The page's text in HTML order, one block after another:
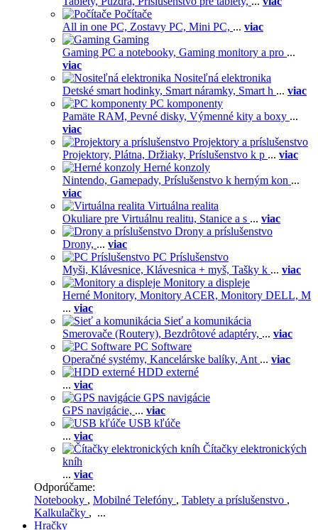
Počítače
All in one PC, Zostavy PC, Mini PC, ... viac
Gaming
Gaming PC a notebooky, Gaming monitory a pro ...
viac
Nositeľná elektronika
Detské smart hodinky, Smart náramky, Smart h ... viac
PC komponenty
Pamäte RAM, Pevné disky, Výmenné kity a boxy ...
viac
Projektory a príslušenstvo
Projektory, Plátna, Držiaky, Príslušenstvo k p ... viac
Herné konzoly
Nintendo, Gamepady, Príslušenstvo k herným kon ...
viac
Virtuálna realita
Okuliare pre Virtuálnu realitu, Stanice a s ... viac
Drony a príslušenstvo
Drony, ... viac
PC Príslušenstvo
Myši, Klávesnice, Klávesnica + myš, Tašky k ... viac
Monitory a displeje
Herné Monitory, Monitory ACER, Monitory DELL, M
... viac
Sieť a komunikácia
Smerovače (Routery), Bezdrôtové adaptéry, ... viac
PC Software
Operačné systémy, Kancelárske balíky, Ant ... viac
HDD externé
... viac
GPS navigácie
GPS navigácie, ... viac
USB kľúče
... viac
Čítačky elektronických
kníh
... viac
Odporúčame:
Notebooky , Mobilné Telefóny , Tablety a príslušenstvo ,
Kalkulačky , ...
Hračky